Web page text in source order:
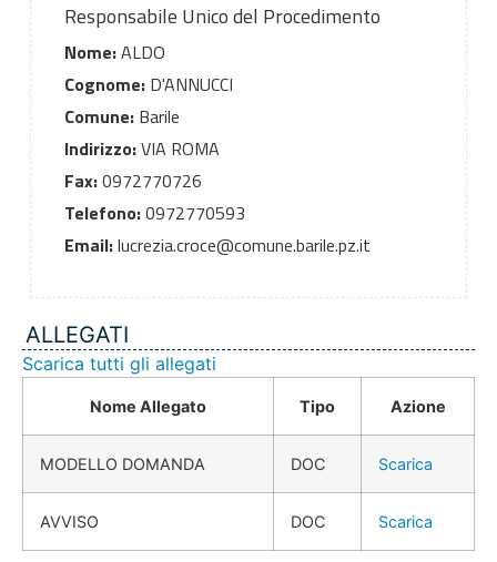
Responsabile Unico del Procedimento
Nome:ALDO
Cognome:D'ANNUCCI
Comune:Barile
Indirizzo:VIA ROMA
Fax:0972770726
Telefono:0972770593
Email:lucrezia.croce@comune.barile.pz.it
ALLEGATI
Scarica tutti gli allegati
Nome Allegato Tipo Azione
MODELLO DOMANDA DOC Scarica
AVVISO DOC Scarica